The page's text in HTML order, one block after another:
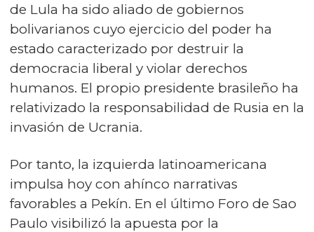
de Lula ha sido aliado de gobiernos
bolivarianos cuyo ejercicio del poder ha
estado caracterizado por destruir la
democracia liberal y violar derechos
humanos. El propio presidente brasileño ha
relativizado la responsabilidad de Rusia en la
invasión de Ucrania.
Por tanto, la izquierda latinoamericana
impulsa hoy con ahínco narrativas
favorables a Pekín. En el último Foro de Sao
Paulo visibilizó la apuesta por la